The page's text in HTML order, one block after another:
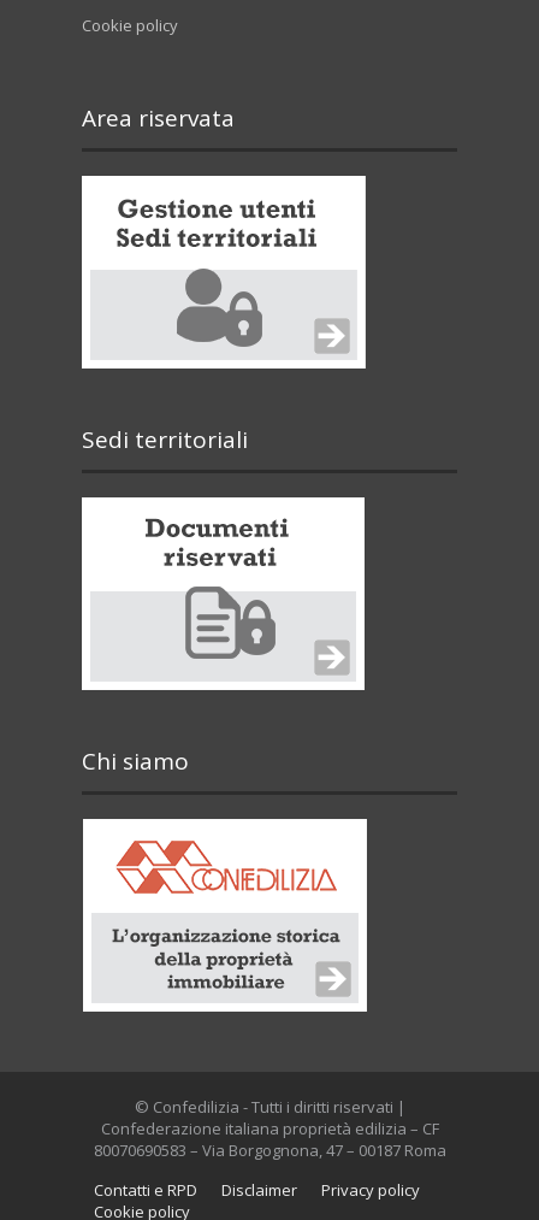
Cookie policy
Area riservata
Sedi territoriali
Chi siamo
© Confedilizia - Tutti i diritti riservati |
Confederazione italiana proprietà edilizia – CF
80070690583 – Via Borgognona, 47 – 00187 Roma
Contatti e RPD
Disclaimer
Privacy policy
Cookie policy